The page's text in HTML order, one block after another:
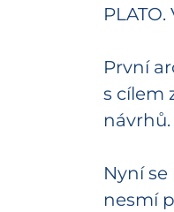
První
s cílem
Nyní
nesmí